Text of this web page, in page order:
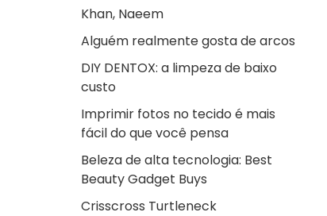
Khan, Naeem
Alguém realmente gosta de arcos
DIY DENTOX: a limpeza de baixo
custo
Imprimir fotos no tecido é mais
fácil do que você pensa
Beleza de alta tecnologia: Best
Beauty Gadget Buys
Crisscross Turtleneck